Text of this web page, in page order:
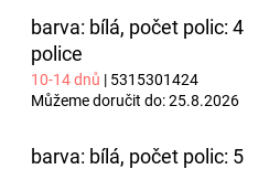
barva: bílá, počet polic: 4
police
10-14 dnů | 5315301424
Můžeme doručit do:25.8.2026
barva: bílá, počet polic: 5